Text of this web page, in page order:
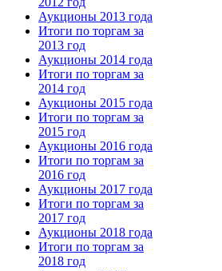
Аукционы 2013 года
Итоги по торгам за
2013 год
Аукционы 2014 года
Итоги по торгам за
2014 год
Аукционы 2015 года
Итоги по торгам за
2015 год
Аукционы 2016 года
Итоги по торгам за
2016 год
Аукционы 2017 года
Итоги по торгам за
2017 год
Аукционы 2018 года
Итоги по торгам за
2018 год